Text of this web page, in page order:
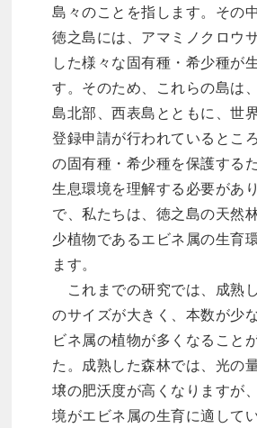
島々のことを指します。その
徳之島には、アマミノクロウ
した様々な固有種・希少種が
す。そのため、これらの島は
島北部、西表島とともに、世
登録申請が行われているとこ
の固有種・希少種を保護する
生息環境を理解する必要があ
で、私たちは、徳之島の天然
少植物であるエビネ属の生育
ます。
これまでの研究では、成熟
のサイズが大きく、本数が少
ビネ属の植物が多くなること
た。成熟した森林では、光の
壌の肥沃度が高くなりますが
境がエビネ属の生育に適して